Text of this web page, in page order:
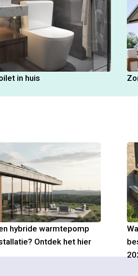
in huis
hybride warmtepomp
Ontdek het hier